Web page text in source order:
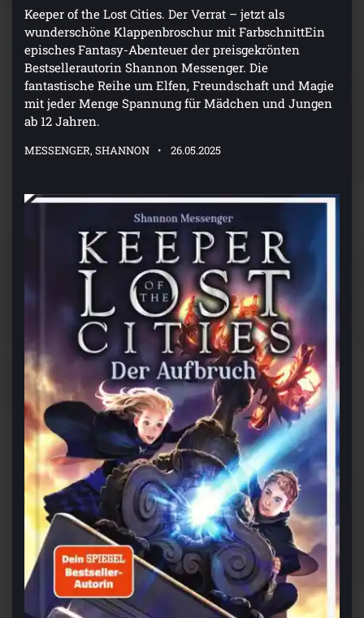
Keeper of the Lost Cities. Der Verrat – jetzt als
wunderschöne Klappenbroschur mit FarbschnittEin
episches Fantasy-Abenteuer der preisgekrönten
Bestsellerautorin Shannon Messenger. Die
fantastische Reihe um Elfen, Freundschaft und Magie
mit jeder Menge Spannung für Mädchen und Jungen
ab 12 Jahren.
MESSENGER, SHANNON 26.05.2025